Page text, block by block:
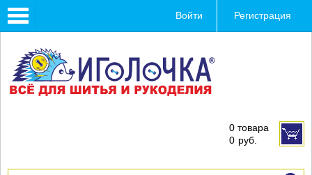
Toggle
navigation
Войти Регистрация
0 товара
0 руб.